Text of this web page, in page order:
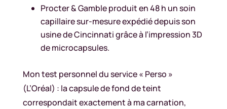
Procter & Gamble produit en 48 h un soin
capillaire sur-mesure expédié depuis son
usine de Cincinnati grâce à l’impression 3D
de microcapsules.
Mon test personnel du service « Perso »
(L’Oréal) : la capsule de fond de teint
correspondait exactement à ma carnation,